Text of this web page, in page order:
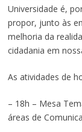
Universidade é,
propor, junto às
melhoria da
cidadania em
As atividades de
– 18h – Mesa
áreas de